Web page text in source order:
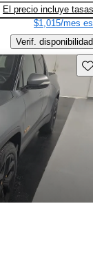
El precio incluye tasas
$1,015/mes
Verif. disponibilidad